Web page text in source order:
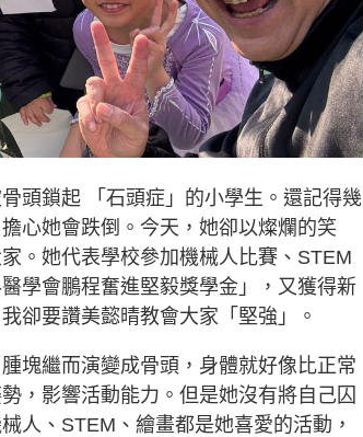
頭鎖起 「石頭症」的小學生。還記得幾
心她會跌倒。今天，她卻以燦爛的笑
。她代表學校參加機械人比賽、STEM
學會鵬程奮進堅毅獎學金」，又獲得新
卻要讚美懿晴教會大家「堅強」。
塊繼而演變成骨頭，身體就好像比正常
，影響活動能力。但是她沒有將自己囚
人、STEM、繪畫都是她喜愛的活動，